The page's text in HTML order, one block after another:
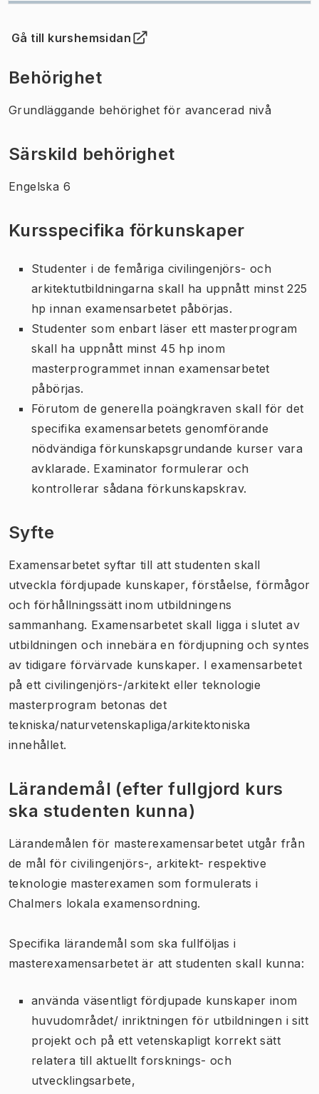
Gå till kurshemsidan
(Öppnas i ny flik)
Behörighet
Grundläggande behörighet för avancerad nivå
Särskild behörighet
Engelska 6
Kursspecifika förkunskaper
Studenter i de femåriga civilingenjörs- och
arkitektutbildningarna skall ha uppnått minst 225
hp innan examensarbetet påbörjas.
Studenter som enbart läser ett masterprogram
skall ha uppnått minst 45 hp inom
masterprogrammet innan examensarbetet
påbörjas.
Förutom de generella poängkraven skall för det
specifika examensarbetets genomförande
nödvändiga förkunskapsgrundande kurser vara
avklarade. Examinator formulerar och
kontrollerar sådana förkunskapskrav.
Syfte
Examensarbetet syftar till att studenten skall
utveckla fördjupade kunskaper, förståelse, förmågor
och förhållningssätt inom utbildningens
sammanhang. Examensarbetet skall ligga i slutet av
utbildningen och innebära en fördjupning och syntes
av tidigare förvärvade kunskaper. I examensarbetet
på ett civilingenjörs-/arkitekt eller teknologie
masterprogram betonas det
tekniska/naturvetenskapliga/arkitektoniska
innehållet.
Lärandemål (efter fullgjord kurs
ska studenten kunna)
Lärandemålen för masterexamensarbetet utgår från
de mål för civilingenjörs-, arkitekt- respektive
teknologie masterexamen som formulerats i
Chalmers lokala examensordning.
Specifika lärandemål som ska fullföljas i
masterexamensarbetet är att studenten skall kunna:
använda väsentligt fördjupade kunskaper inom
huvudområdet/ inriktningen för utbildningen i sitt
projekt och på ett vetenskapligt korrekt sätt
relatera till aktuellt forsknings- och
utvecklingsarbete,